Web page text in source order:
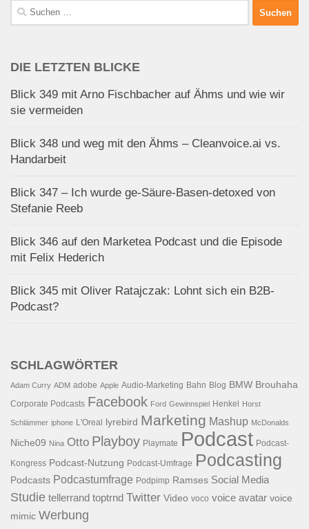
Suchen
nach:
DIE LETZTEN BLICKE
Blick 349 mit Arno Fischbacher auf Ähms und wie wir
sie vermeiden
Blick 348 und weg mit den Ähms – Cleanvoice.ai vs.
Handarbeit
Blick 347 – Ich wurde ge-Säure-Basen-detoxed von
Stefanie Reeb
Blick 346 auf den Marketea Podcast und die Episode
mit Felix Hederich
Blick 345 mit Oliver Ratajczak: Lohnt sich ein B2B-
Podcast?
SCHLAGWÖRTER
Adam Curry ADM adobe Apple Audio-Marketing Bahn Blog BMW Brouhaha
Corporate Podcasts Facebook Ford Gewinnspiel Henkel Horst
Schlämmer iphone L'Oreal lyrebird Marketing Mashup McDonalds
Niche09 Nina Otto Playboy Playmate Podcast Podcast-
Kongress Podcast-Nutzung Podcast-Umfrage Podcasting
Podcasts Podcastumfrage Podpimp Ramses Social Media
Studie tellerrand toptrnd Twitter Video voco voice avatar voice
mimic Werbung